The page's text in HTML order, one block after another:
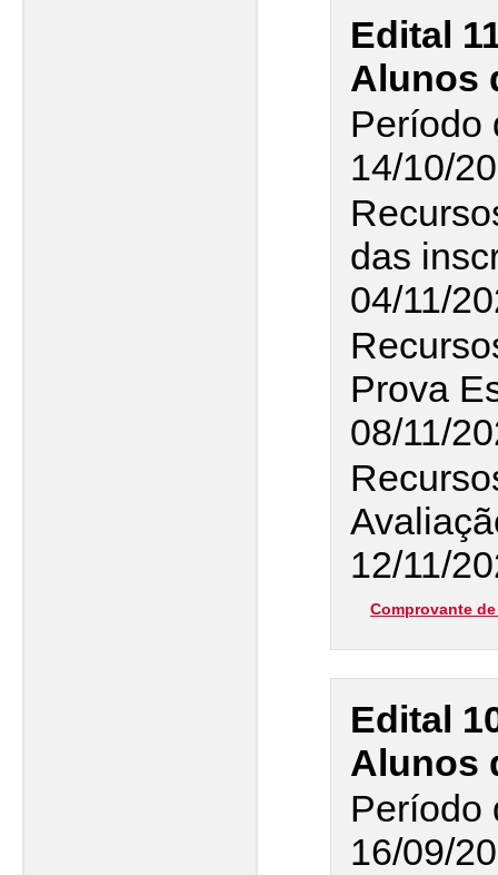
Edital
Alunos
Período
14/10/
das
04/11/
Prova
08/11/
12/11/
Comprovante
Edital
Alunos
Período
16/09/